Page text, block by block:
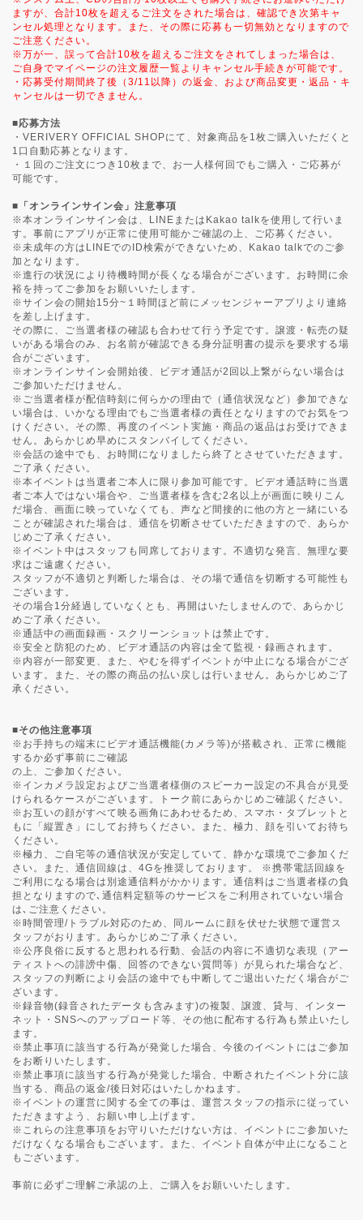
ますが、合計10枚を超えるご注文をされた場合は、確認でき次第キャ
ンセル処理となります。また、その際に応募も一切無効となりますので
ご注意ください。
※万が一、誤って合計10枚を超えるご注文をされてしまった場合は、
ご自身でマイページの注文履歴一覧よりキャンセル手続きが可能です。
・応募受付期間終了後（3/11以降）の返金、および商品変更・返品・キ
ャンセルは一切できません。
■応募方法
・VERIVERY OFFICIAL SHOPにて、対象商品を1枚ご購入いただくと
1口自動応募となります。
・１回のご注文につき10枚まで、お一人様何回でもご購入・ご応募が
可能です。
■「オンラインサイン会」注意事項
※本オンラインサイン会は、LINEまたはKakao talkを使用して行いま
す。事前にアプリが正常に使用可能かご確認の上、ご応募ください。
※未成年の方はLINEでのID検索ができないため、Kakao talkでのご参
加となります。
※進行の状況により待機時間が長くなる場合がございます。お時間に余
裕を持ってご参加をお願いいたします。
※サイン会の開始15分~１時間ほど前にメッセンジャーアプリより連絡
を差し上げます。
その際に、ご当選者様の確認も合わせて行う予定です。譲渡・転売の疑
いがある場合のみ、お名前が確認できる身分証明書の提示を要求する場
合がございます。
※オンラインサイン会開始後、ビデオ通話が2回以上繋がらない場合は
ご参加いただけません。
※ご当選者様が配信時刻に何らかの理由で（通信状況など）参加できな
い場合は、いかなる理由でもご当選者様の責任となりますのでお気をつ
けください。その際、再度のイベント実施・商品の返品はお受けできま
せん。あらかじめ早めにスタンバイしてください。
※会話の途中でも、お時間になりましたら終了とさせていただきます。
ご了承ください。
※本イベントは当選者ご本人に限り参加可能です。ビデオ通話時に当選
者ご本人ではない場合や、ご当選者様を含む2名以上が画面に映りこん
だ場合、画面に映っていなくても、声など間接的に他の方と一緒にいる
ことが確認された場合は、通信を切断させていただきますので、あらか
じめご了承ください。
※イベント中はスタッフも同席しております。不適切な発言、無理な要
求はご遠慮ください。
スタッフが不適切と判断した場合は、その場で通信を切断する可能性も
ございます。
その場合1分経過していなくとも、再開はいたしませんので、あらかじ
めご了承ください。
※通話中の画面録画・スクリーンショットは禁止です。
※安全と防犯のため、ビデオ通話の内容は全て監視・録画されます。
※内容が一部変更、また、やむを得ずイベントが中止になる場合がござ
います。また、その際の商品の払い戻しは行いません。あらかじめご了
承ください。
■その他注意事項
※お手持ちの端末にビデオ通話機能(カメラ等)が搭載され、正常に機能
するか必ず事前にご確認
の上、ご参加ください。
※インカメラ設定およびご当選者様側のスピーカー設定の不具合が見受
けられるケースがございます。トーク前にあらかじめご確認ください。
※お互いの顔がすべて映る画角にあわせるため、スマホ・タブレットと
もに「縦置き」にしてお持ちください。また、極力、顔を引いてお待ち
ください。
※極力、ご自宅等の通信状況が安定していて、静かな環境でご参加くだ
さい。また、通信回線は、4Gを推奨しております。 ※携帯電話回線を
ご利用になる場合は別途通信料がかかります。通信料はご当選者様の負
担となりますので､通信料定額等のサービスをご利用されていない場合
は､ご注意ください。
※時間管理/トラブル対応のため、同ルームに顔を伏せた状態で運営ス
タッフがおります。あらかじめご了承ください。
※公序良俗に反すると思われる行動、会話の内容に不適切な表現（アー
ティストへの誹謗中傷、回答のできない質問等）が見られた場合など、
スタッフの判断により会話の途中でも中断してご退出いただく場合がご
ざいます。
※録音物(録音されたデータも含みます)の複製、譲渡、貸与、インター
ネット・SNSへのアップロード等、その他に配布する行為も禁止いたし
ます。
※禁止事項に該当する行為が発覚した場合、今後のイベントにはご参加
をお断りいたします。
※禁止事項に該当する行為が発覚した場合、中断されたイベント分に該
当する、商品の返金/後日対応はいたしかねます。
※イベントの運営に関する全ての事は、運営スタッフの指示に従ってい
ただきますよう、お願い申し上げます。
※これらの注意事項をお守りいただけない方は、イベントにご参加いた
だけなくなる場合もございます。また、イベント自体が中止になること
もございます。
事前に必ずご理解ご承認の上、ご購入をお願いいたします。